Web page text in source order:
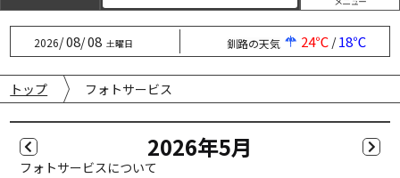
2026/08/08 土曜日 釧路の天気 24℃/18℃
トップ フォトサービス
2026年5⽉
フォトサービスについて